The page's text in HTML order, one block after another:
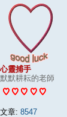
心靈捕手
默默耕耘的老師
文章: 8547